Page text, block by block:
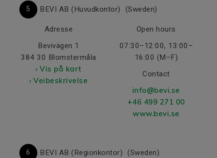
5 BEVI AB (Huvudkontor) (Sweden)
Adresse
Bevivägen 1
384 30 Blomstermåla
› Vis på kart
› Veibeskrivelse
Open hours
07:30–12:00, 13:00–
16:00 (M–F)
Contact
info@bevi.se
+46 499 271 00
www.bevi.se
6 BEVI AB (Regionkontor) (Sweden)